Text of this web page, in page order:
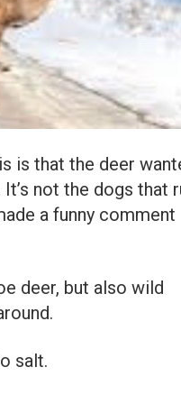
is that the deer
not the dogs that
a funny comment
deer, but also wild
salt.